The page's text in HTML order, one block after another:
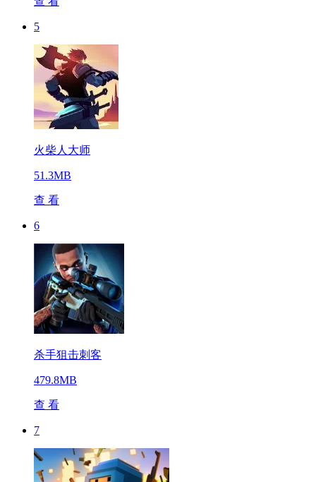
5
火柴人大师
51.3MB
查 看
6
杀手狙击刺客
479.8MB
查 看
7